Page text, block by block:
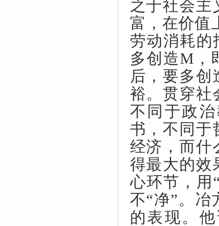
之于社会主
富，在价值
劳动消耗的
多创造M
后，要多
裕。贯穿社
不同于政
书，不同于
经济，而什
得最大的效
心环节，用
不“净”。
的表现。